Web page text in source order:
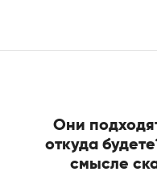
Они
откуда
смысле